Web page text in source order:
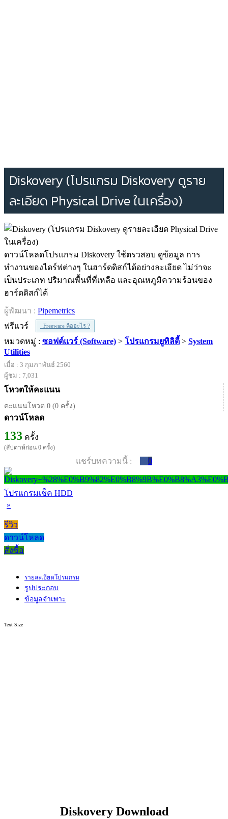
Diskovery (โปรแกรม Diskovery ดูราย
ละเอียด Physical Drive ในเครื่อง)
ดาวน์โหลดโปรแกรม Diskovery ใช้ตรวสอบ ดูข้อมูล การ
ทำงานของไดร์ฟต่างๆ ในฮาร์ดดิสก์ได้อย่างละเอียด ไม่ว่าจะ
เป็นประเภท ปริมาณพื้นที่ที่เหลือ และอุณหภูมิความร้อนของ
ฮาร์ดดิสก์ได้
ผู้พัฒนา : Pipemetrics
ฟรีแวร์
Freeware คืออะไร ?
หมวดหมู่ : ซอฟต์แวร์ (Software) > โปรแกรมยูทิลิตี้ > System
Utilities
เมื่อ : 3 กุมภาพันธ์ 2560
ผู้ชม : 7,031
โหวตให้คะแนน
คะแนนโหวต 0 (0 ครั้ง)
ดาวน์โหลด
133 ครั้ง
(สัปดาห์ก่อน 0 ครั้ง)
แชร์บทความนี้ : 0
โปรแกรมเช็ค HDD
»
รีวิว
ดาวน์โหลด
สั่งซื้อ
รายละเอียดโปรแกรม
รูปประกอบ
ข้อมูลจำเพาะ
Text Size
Diskovery Download